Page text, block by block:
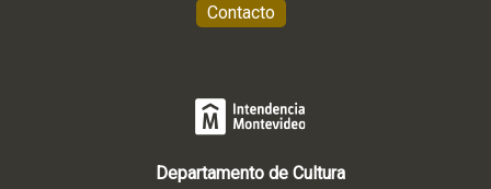
Contacto
Departamento de Cultura